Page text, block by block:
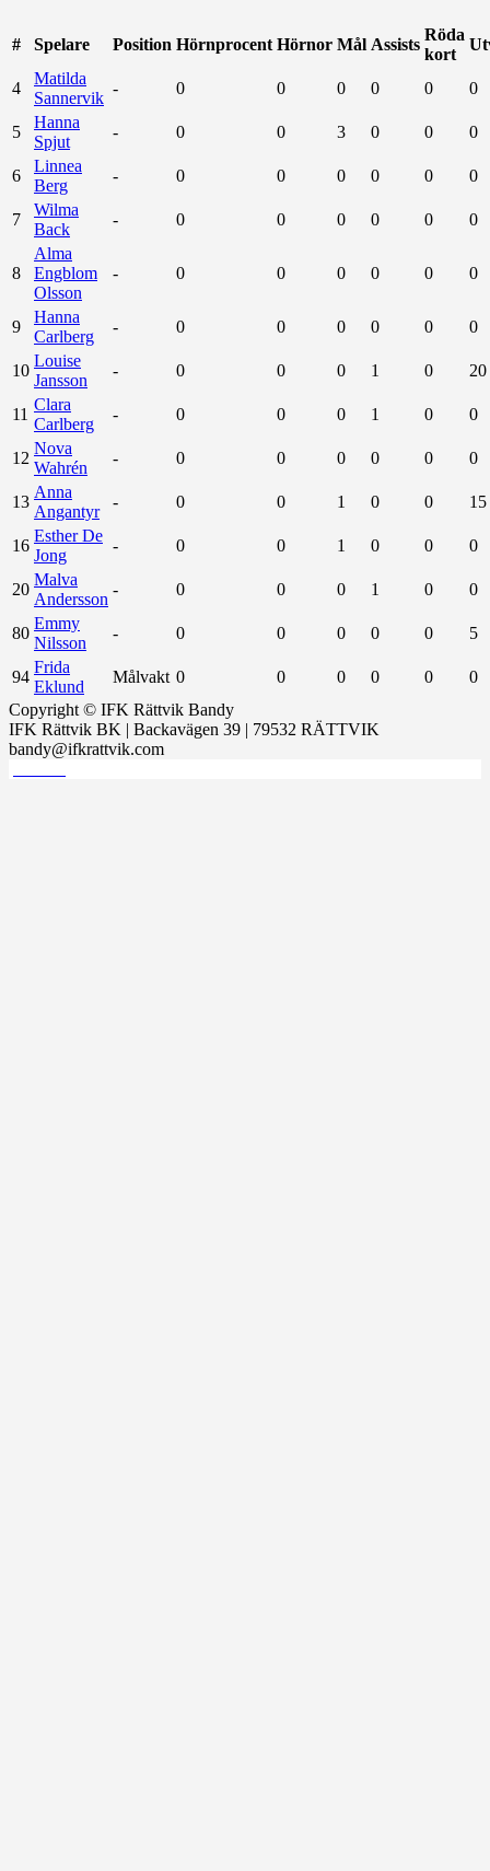
# Spelare Position Hörnprocent Hörnor Mål Assists
Röda
kort
4
Matilda
Sannervik
- 0 0 0 0 0 0
5
Hanna
Spjut
- 0 0 3 0 0 0
6
Linnea
Berg
- 0 0 0 0 0 0
7
Wilma
Back
- 0 0 0 0 0 0
8
Alma
Engblom
Olsson
- 0 0 0 0 0 0
9
Hanna
Carlberg
- 0 0 0 0 0 0
10
Louise
Jansson
- 0 0 0 1 0 20
11
Clara
Carlberg
- 0 0 0 1 0 0
12
Nova
Wahrén
- 0 0 0 0 0 0
13
Anna
Angantyr
- 0 0 1 0 0 15
16
Esther De
Jong
- 0 0 1 0 0 0
20
Malva
Andersson
- 0 0 0 1 0 0
80
Emmy
Nilsson
- 0 0 0 0 0 5
94
Frida
Eklund
Målvakt 0 0 0 0 0
0
Copyright © IFK Rättvik Bandy
IFK Rättvik BK | Backavägen 39 | 79532 RÄTTVIK
bandy@ifkrattvik.com